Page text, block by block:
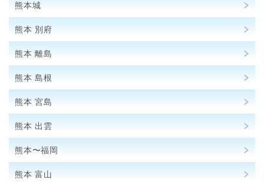
熊本城
熊本 別府
熊本 離島
熊本 島根
熊本 宮島
熊本 出雲
熊本〜福岡
熊本 富山